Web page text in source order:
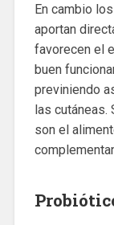
En cambio
aportan
favorecen el
buen
previniendo
las cutáneas.
son el